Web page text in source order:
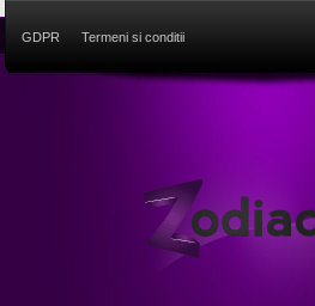
GDPR Termeni si conditii